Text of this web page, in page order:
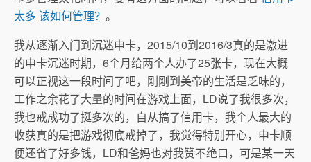
太多 该如何管理？ 。
我从逐渐入门到沉迷申卡，2015/10到2016/3真的是激进
的申卡沉迷时期，6个月给两个人办了25张卡，现在大概
可以正视这一段时间了吧，刚刚到美帝的生活是乏味的，
工作之余花了大量的时间在游戏上面，LD说了我很多次，
我也戒成功了挺多次的，自从搞了信用卡，我个人最大的
收获真的是把游戏彻底戒掉了，我觉得特别开心，申卡顺
便还省了好多钱，LD和爸妈也对我赞不绝口，可是某一天